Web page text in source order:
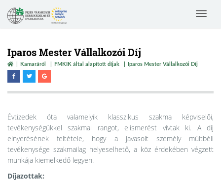
Toggle
Iparos Mester Vállalkozói Díj
Kamaráról FMKIK által alapított díjak Iparos Mester Vállalkozói Díj
Évtizedek óta valamelyik klasszikus szakma képviselői,
tevékenységükkel szakmai rangot, elismerést vívtak ki. A díj
elnyerésének feltétele, hogy a javasolt személy múltbéli
tevékenysége szakmailag helyeselhető, a köz érdekében végzett
munkája kiemelkedő legyen.
Díjazottak: